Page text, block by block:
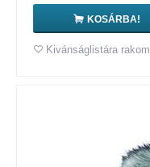
KOSÁRBA!
Kivánságlistára rakom